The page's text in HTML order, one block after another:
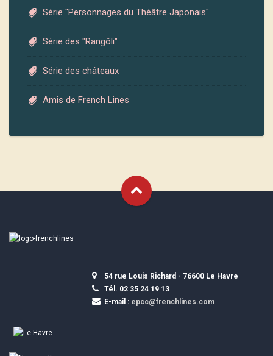
Série "Personnages du Théâtre Japonais"
Série des "Rangôli"
Série des châteaux
Amis de French Lines
54 rue Louis Richard - 76600 Le Havre
Tél. 02 35 24 19 13
E-mail : epcc@frenchlines.com